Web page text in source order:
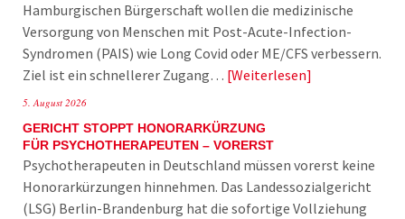
Hamburgischen Bürgerschaft wollen die medizinische
Versorgung von Menschen mit Post-Acute-Infection-
Syndromen (PAIS) wie Long Covid oder ME/CFS verbessern.
Ziel ist ein schnellerer Zugang… Weiterlesen
5. August 2026
GERICHT STOPPT HONORARKÜRZUNG
FÜR PSYCHOTHERAPEUTEN – VORERST
Psychotherapeuten in Deutschland müssen vorerst keine
Honorarkürzungen hinnehmen. Das Landessozialgericht
(LSG) Berlin-Brandenburg hat die sofortige Vollziehung